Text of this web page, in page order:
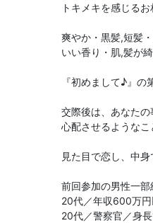
トキメキを感じる
爽やか・黒髪,短髪
いい香り・肌,髪が
『初めまして♪』の
交際後は、あなたの
心配させるようなこ
見た目で恋し、中
前回参加の男性一部
20代／年収600万
20代／警察官／身